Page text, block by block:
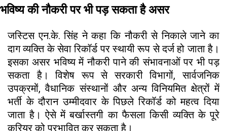
भविष्य की नौकरी पर भी पड़ सकता है असर
जस्टिस एन.के. सिंह ने कहा कि नौकरी से निकाले जाने का
दाग व्यक्ति के सेवा रिकॉर्ड पर स्थायी रूप से दर्ज हो जाता है।
इसका असर भविष्य में नौकरी पाने की संभावनाओं पर भी पड़
सकता है। विशेष रूप से सरकारी विभागों, सार्वजनिक
उपक्रमों, वैधानिक संस्थानों और अन्य विनियमित क्षेत्रों में
भर्ती के दौरान उम्मीदवार के पिछले रिकॉर्ड को महत्व दिया
जाता है। ऐसे में बर्खास्तगी का फैसला किसी व्यक्ति के पूरे
करियर को प्रभावित कर सकता है।